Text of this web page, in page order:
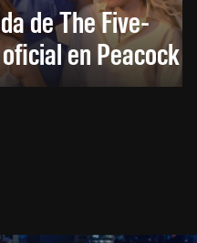
de The Five-
en Peacock